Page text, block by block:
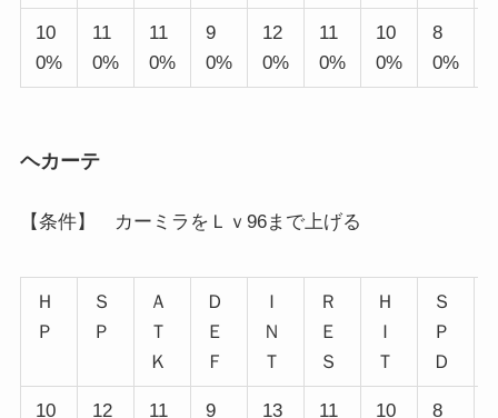
10
0%
11
0%
11
0%
9
0%
12
0%
11
0%
10
0%
8
0%
ヘカーテ
【条件】 カーミラをＬｖ96まで上げる
Ｈ
Ｐ
Ｓ
Ｐ
Ａ
Ｔ
Ｋ
Ｄ
Ｅ
Ｆ
Ｉ
Ｎ
Ｔ
Ｒ
Ｅ
Ｓ
Ｈ
Ｉ
Ｔ
Ｓ
Ｐ
Ｄ
10
12
11
9
13
11
10
8